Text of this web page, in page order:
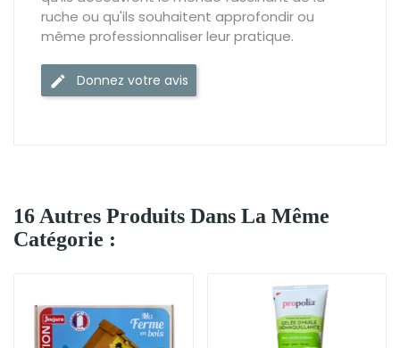
ruche ou qu'ils souhaitent approfondir ou
même professionnaliser leur pratique.
Donnez votre avis
16 Autres Produits Dans La Même
Catégorie :